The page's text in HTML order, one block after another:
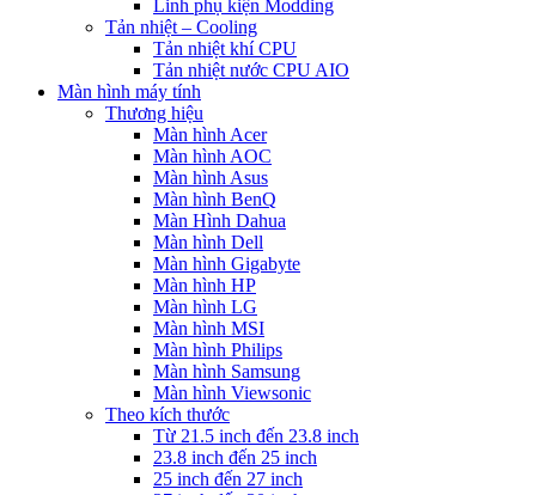
Linh phụ kiện Modding
Tản nhiệt – Cooling
Tản nhiệt khí CPU
Tản nhiệt nước CPU AIO
Màn hình máy tính
Thương hiệu
Màn hình Acer
Màn hình AOC
Màn hình Asus
Màn hình BenQ
Màn Hình Dahua
Màn hình Dell
Màn hình Gigabyte
Màn hình HP
Màn hình LG
Màn hình MSI
Màn hình Philips
Màn hình Samsung
Màn hình Viewsonic
Theo kích thước
Từ 21.5 inch đến 23.8 inch
23.8 inch đến 25 inch
25 inch đến 27 inch